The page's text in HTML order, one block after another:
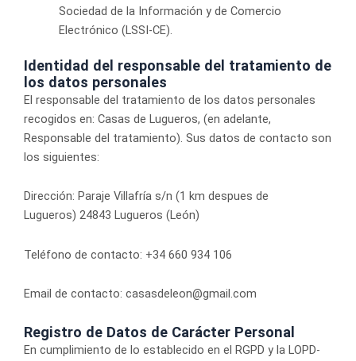
Sociedad de la Información y de Comercio
Electrónico (LSSI-CE).
Identidad del responsable del tratamiento de
los datos personales
El responsable del tratamiento de los datos personales
recogidos en: Casas de Lugueros, (en adelante,
Responsable del tratamiento). Sus datos de contacto son
los siguientes:
Dirección: Paraje Villafría s/n (1 km despues de
Lugueros) 24843 Lugueros (León)
Teléfono de contacto: +34 660 934 106
Email de contacto: casasdeleon@gmail.com
Registro de Datos de Carácter Personal
En cumplimiento de lo establecido en el RGPD y la LOPD-